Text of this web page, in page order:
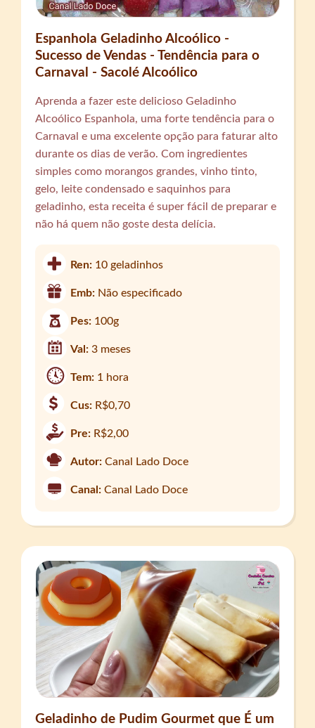
Espanhola Geladinho Alcoólico -
Sucesso de Vendas - Tendência para o
Carnaval - Sacolé Alcoólico
Aprenda a fazer este delicioso Geladinho
Alcoólico Espanhola, uma forte tendência para o
Carnaval e uma excelente opção para faturar alto
durante os dias de verão. Com ingredientes
simples como morangos grandes, vinho tinto,
gelo, leite condensado e saquinhos para
geladinho, esta receita é super fácil de preparar e
não há quem não goste desta delícia.
Ren: 10 geladinhos
Emb: Não especificado
Pes: 100g
Val:3 meses
Tem: 1 hora
Cus: R$0,70
Pre: R$2,00
Autor: Canal Lado Doce
Canal: Canal Lado Doce
Geladinho de Pudim Gourmet que É um